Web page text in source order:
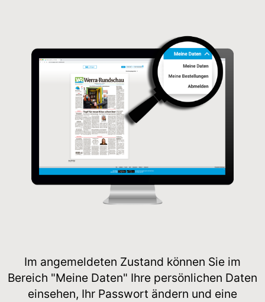
Im angemeldeten Zustand können Sie im
Bereich "Meine Daten" Ihre persönlichen Daten
einsehen, Ihr Passwort ändern und eine